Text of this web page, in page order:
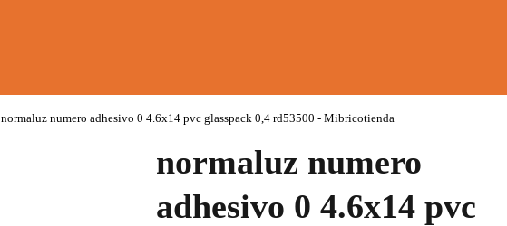
normaluz numero adhesivo 0 4.6x14 pvc glasspack 0,4 rd53500 - Mibricotienda
normaluz numero
adhesivo 0 4.6x14 pvc